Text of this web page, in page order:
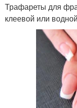
Трафареты для
клеевой или